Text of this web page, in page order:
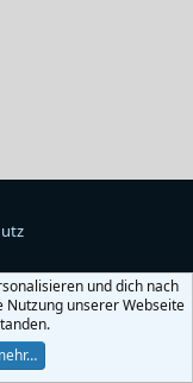
und dich nach
unserer Webseite